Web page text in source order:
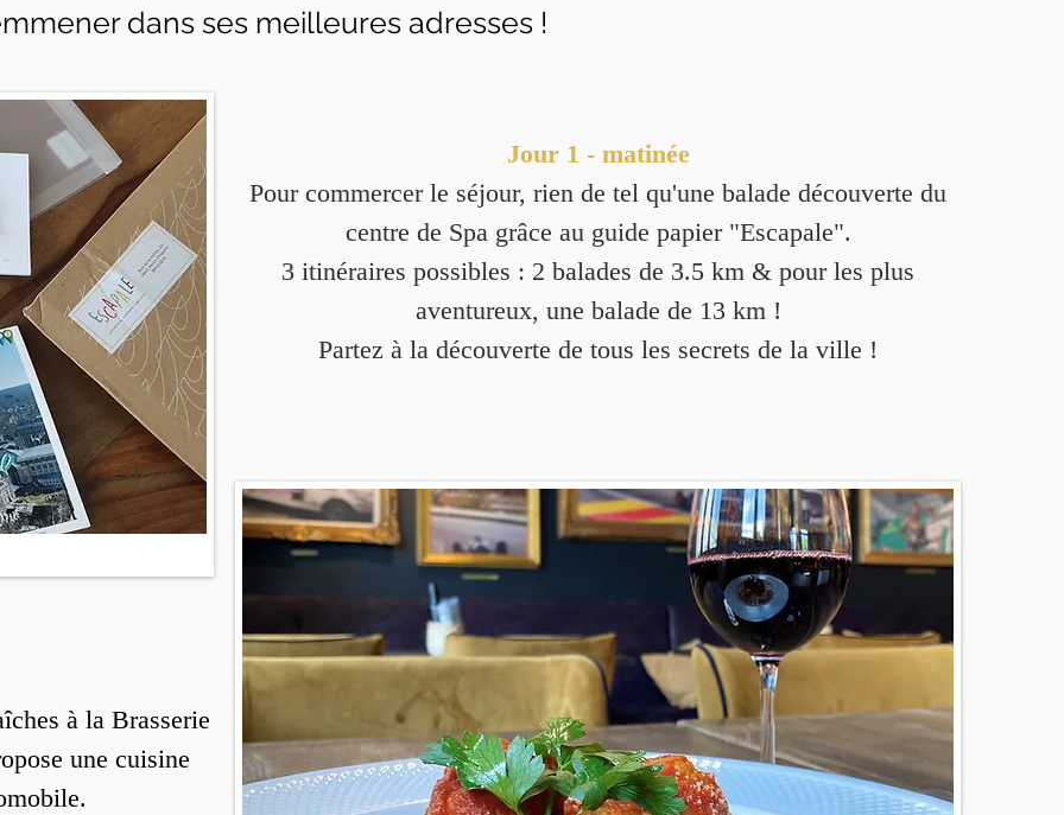
dans ses meilleures adresses !
à la Brasserie
une cuisine
Jour 1 - matinée
Pour commercer le séjour, rien de tel qu'une balade découverte du
centre de Spa grâce au guide papier "Escapale".
3 itinéraires possibles : 2 balades de 3.5 km & pour les plus
aventureux, une balade de 13 km !
Partez à la découverte de tous les secrets de la ville !